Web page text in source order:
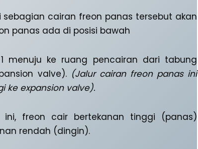
cairan freon panas tersebut akan
panas ada di posisi bawah
menuju ke ruang pencairan dari tabung
valve). (Jalur cairan freon panas ini
ke expansion valve).
ini, freon cair bertekanan tinggi (panas)
rendah (dingin).